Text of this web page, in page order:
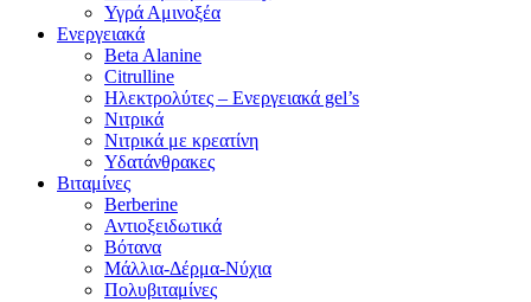
Υγρά Αμινοξέα
Ενεργειακά
Beta Alanine
Citrulline
Ηλεκτρολύτες – Ενεργειακά gel’s
Νιτρικά
Νιτρικά με κρεατίνη
Υδατάνθρακες
Βιταμίνες
Berberine
Αντιοξειδωτικά
Βότανα
Μάλλια-Δέρμα-Νύχια
Πολυβιταμίνες